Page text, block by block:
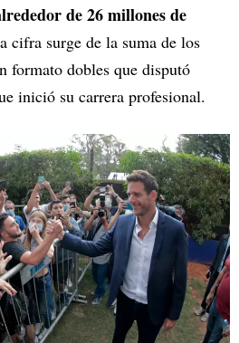
de 26 millones de
cifra surge de la suma de los
formato dobles que disputó
inició su carrera profesional.